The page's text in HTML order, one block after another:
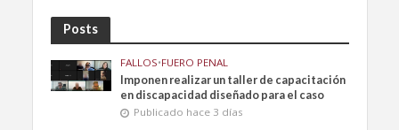
Posts
FALLOS•FUERO PENAL
Imponen realizar un taller de capacitación
en discapacidad diseñado para el caso
Publicado hace 3 días